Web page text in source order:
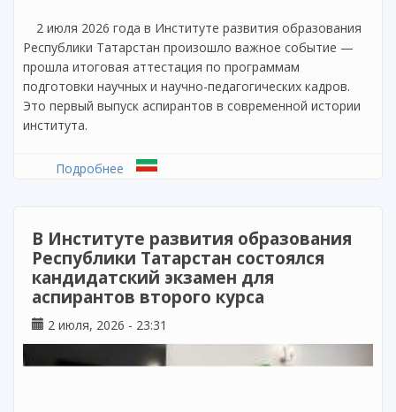
2 июля 2026 года в Институте развития образования
Республики Татарстан произошло важное событие —
прошла итоговая аттестация по программам
подготовки научных и научно-педагогических кадров.
Это первый выпуск аспирантов в современной истории
института.
Подробнее о В Институте развития образования
В Институте развития образования
Республики Татарстан состоялся
кандидатский экзамен для
аспирантов второго курса
2 июля, 2026 - 23:31